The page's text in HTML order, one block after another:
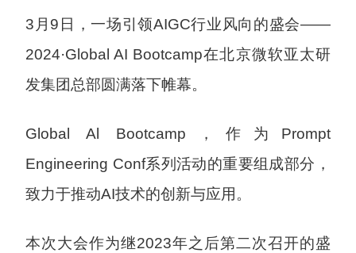
3月9日，一场引领AIGC行业风向的盛会——
2024·Global AI Bootcamp在北京微软亚太研
发集团总部圆满落下帷幕。
Global Al Bootcamp，作为Prompt
Engineering Conf系列活动的重要组成部分，
致力于推动AI技术的创新与应用。
本次大会作为继2023年之后第二次召开的盛